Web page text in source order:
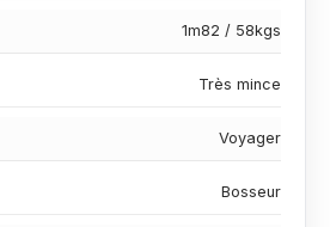
1m82 / 58kgs
Très mince
Voyager
Bosseur